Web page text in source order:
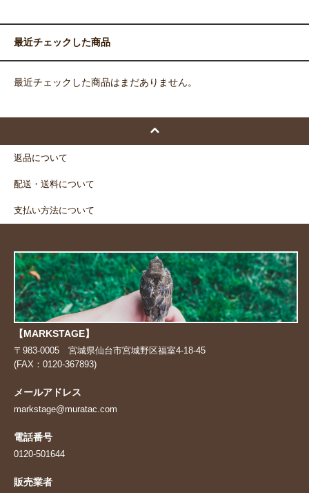
最近チェックした商品
最近チェックした商品はまだありません。
返品について
配送・送料について
支払い方法について
【MARKSTAGE】
〒983-0005 宮城県仙台市宮城野区福室4-18-45
(FAX：0120-367893)
メールアドレス
markstage@muratac.com
電話番号
0120-501644
販売業者